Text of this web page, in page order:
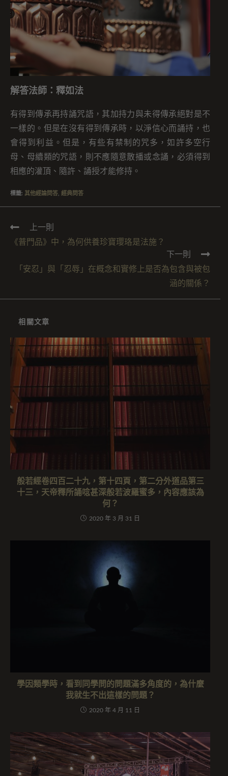
解答法師：釋如法
有得到傳承再持誦咒語，其加持力與未得傳承絕對是不
一樣的。但是在沒有得到傳承時，以淨信心而誦持，也
會得到利益。但是，有些有禁制的咒多，如許多空行
母、母續類的咒語，則不應隨意散播或念誦，必須得到
相應的灌頂、隨許、誦授才能修持。
標籤: 其他經論問答 經典問答
上一則
《普門品》中，為何供養珍寶瓔珞是法施？
下一則
「安忍」與「忍辱」在概念和實修上是否為包含與被包
涵的關係？
相關文章
般若經卷四百二十九，第十四頁，第二分外道品第三
十三，天帝釋所誦唸甚深般若波羅蜜多，內容應該為
何？
2020 年 3 月 31 日
學因類學時，看到同學問的問題滿多角度的，為什麼
我就生不出這樣的問題？
2020 年 4 月 11 日